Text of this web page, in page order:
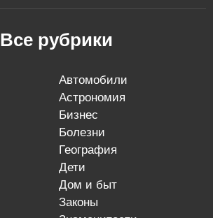
Все рубрики
автомобили
астрономия
бизнес
болезни
география
дети
дом и быт
законы